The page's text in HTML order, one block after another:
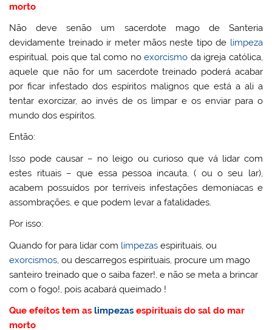
morto
Não deve senão um sacerdote mago de Santeria
devidamente treinado ir meter mãos neste tipo de limpeza
espiritual, pois que tal como noexorcismo da igreja católica,
aquele que não for um sacerdote treinado poderá acabar
por ficar infestado dos espíritos malignos que está a ali a
tentar exorcizar, ao invés de os limpar e os enviar para o
mundo dos espíritos.
Então:
Isso pode causar – no leigo ou curioso que vá lidar com
estes rituais – que essa pessoa incauta, ( ou o seu lar),
acabem possuídos por terríveis infestações demoníacas e
assombrações, e que podem levar a fatalidades.
Por isso:
Quando for para lidar com limpezas espirituais, ou
exorcismos , ou descarregos espirituais, procure um mago
santeiro treinado que o saiba fazer!, e não se meta a brincar
com o fogo!, pois acabará queimado !
Que efeitos tem aslimpezas espirituais do sal do mar
morto